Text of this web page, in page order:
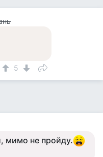
5
мимо не пройду.